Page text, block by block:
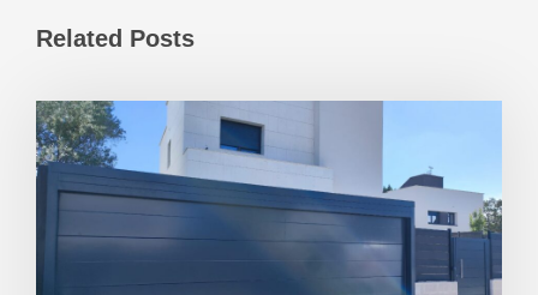
Related Posts